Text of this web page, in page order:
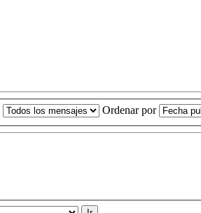
Ordenar por